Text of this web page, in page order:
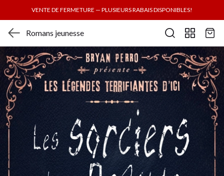
VENTE DE FERMETURE — PLUSIEURS RABAIS DISPONIBLES!
Romans jeunesse